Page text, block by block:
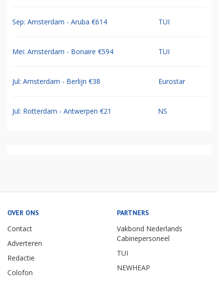
Sep: Amsterdam - Aruba €614 TUI
Mei: Amsterdam - Bonaire €594 TUI
Jul: Amsterdam - Berlijn €38 Eurostar
Jul: Rotterdam - Antwerpen €21 NS
OVER ONS
Contact
Adverteren
Redactie
Colofon
PARTNERS
Vakbond Nederlands
Cabinepersoneel
TUI
NEWHEAP